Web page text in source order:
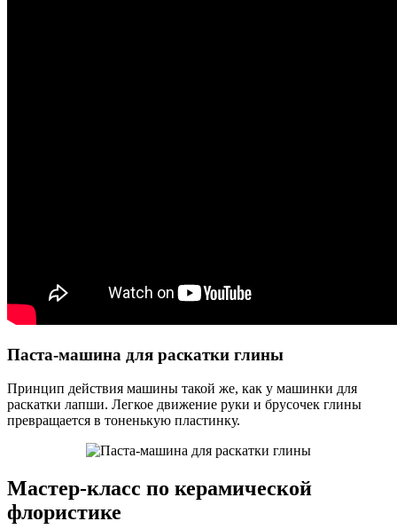
Паста-машина для раскатки глины
Принцип действия машины такой же, как у машинки для
раскатки лапши. Легкое движение руки и брусочек глины
превращается в тоненькую пластинку.
Мастер-класс по керамической
флористике